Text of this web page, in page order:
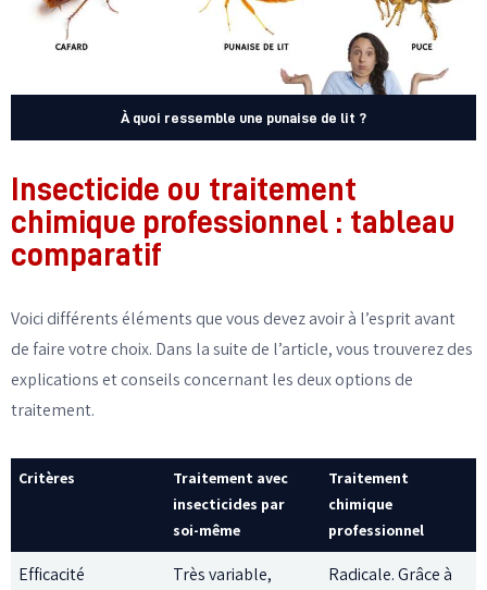
À quoi ressemble une punaise de lit ?
Insecticide ou traitement
chimique professionnel : tableau
comparatif
Voici différents éléments que vous devez avoir à l’esprit avant
de faire votre choix. Dans la suite de l’article, vous trouverez des
explications et conseils concernant les deux options de
traitement.
Critères
Traitement avec
insecticides par
soi-même
Traitement
chimique
professionnel
Efficacité
Très variable,
Radicale. Grâce à